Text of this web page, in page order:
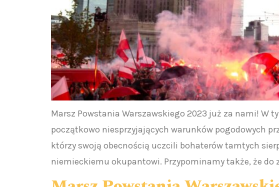
Marsz Powstania Warszawskiego 2023 już za nami!
początkowo niesprzyjających warunków pogodowych
którzy swoją obecnością uczcili bohaterów tamtych
niemieckiemu okupantowi. Przypominamy także, że do